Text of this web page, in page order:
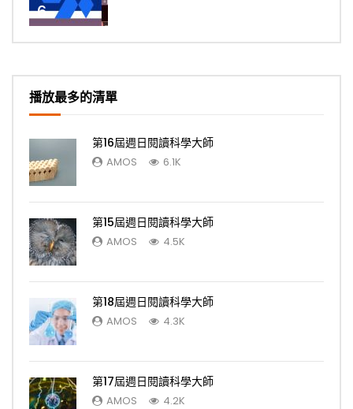
6
播放最多的清單
第16屆週日閱讀科學大師
AMOS 6.1K
第15屆週日閱讀科學大師
AMOS 4.5K
第18屆週日閱讀科學大師
AMOS 4.3K
第17屆週日閱讀科學大師
AMOS 4.2K